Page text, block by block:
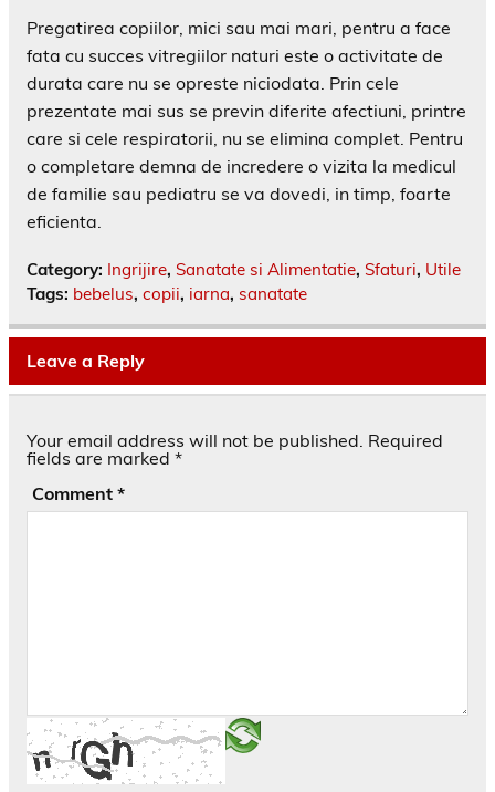
Pregatirea copiilor, mici sau mai mari, pentru a face
fata cu succes vitregiilor naturi este o activitate de
durata care nu se opreste niciodata. Prin cele
prezentate mai sus se previn diferite afectiuni, printre
care si cele respiratorii, nu se elimina complet. Pentru
o completare demna de incredere o vizita la medicul
de familie sau pediatru se va dovedi, in timp, foarte
eficienta.
Category: Ingrijire, Sanatate si Alimentatie, Sfaturi, Utile
Tags: bebelus, copii, iarna, sanatate
Leave a Reply
Your email address will not be published. Required
fields are marked *
Comment *